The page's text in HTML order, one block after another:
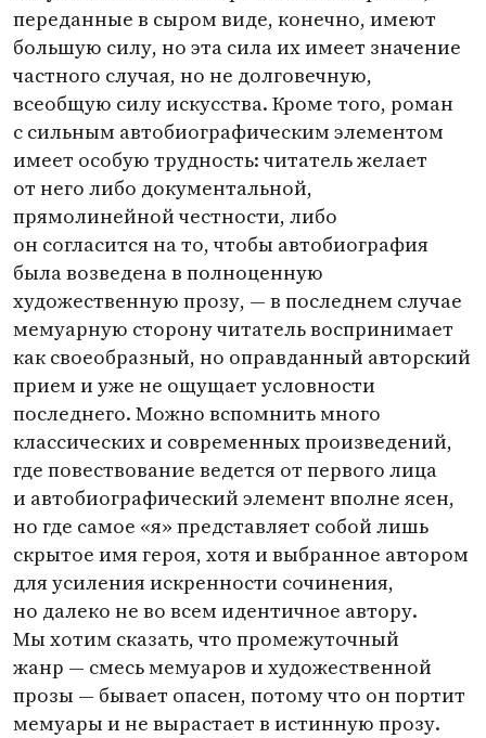
переданные в сыром виде, конечно, имеют
большую силу, но эта сила их имеет значение
частного случая, но не долговечную,
всеобщую силу искусства. Кроме того, роман
с сильным автобиографическим элементом
имеет особую трудность: читатель желает
от него либо документальной,
прямолинейной честности, либо
он согласится на то, чтобы автобиография
была возведена в полноценную
художественную прозу, — в последнем случае
мемуарную сторону читатель воспринимает
как своеобразный, но оправданный авторский
прием и уже не ощущает условности
последнего. Можно вспомнить много
классических и современных произведений,
где повествование ведется от первого лица
и автобиографический элемент вполне ясен,
но где самое «я» представляет собой лишь
скрытое имя героя, хотя и выбранное автором
для усиления искренности сочинения,
но далеко не во всем идентичное автору.
Мы хотим сказать, что промежуточный
жанр — смесь мемуаров и художественной
прозы — бывает опасен, потому что он портит
мемуары и не вырастает в истинную прозу.